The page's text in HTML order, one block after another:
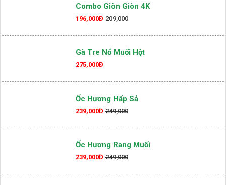
195,000Đ 205,000
Combo Giòn Giòn 4K
196,000Đ 209,000
Gà Tre Nổ Muối Hột
275,000Đ
Ốc Hương Hấp Sả
239,000Đ 249,000
Ốc Hương Rang Muối